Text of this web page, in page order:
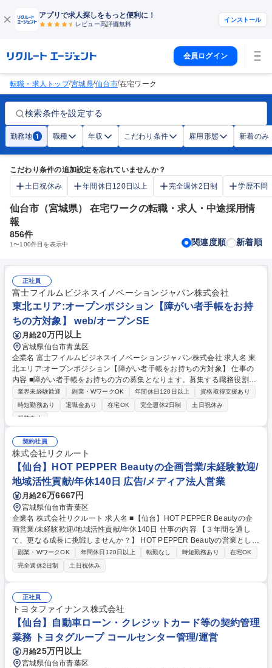
アプリで求人探しをもっと便利に！
レビュー高評価無料
インストール
会員ログイン
転職・求人トップ/宮城県/仙台市/在宅ワーク
検索条件を設定する
勤務地 1 職種 年収 こだわり条件 雇用形態 新着のみ
こだわり条件の追加設定を忘れていませんか？
土日祝休み
年間休日120日以上 完全週休2日制 学歴不問
仙台市（宮城県） 在宅ワークの転職・求人・中途採用情
報
856件
1〜100件目を表示中 関連度順 新着順
正社員
富士フイルムビジネスイノベーションジャパン株式会社
東北エリア:オープンポジション【障がい者手帳をお持
ちの方対象】 web/オープンSE
月給20万円以上
宮城県仙台市青葉区
企業名 富士フイルムビジネスイノベーションジャパン株式会社 求人名 東
北エリア:オープンポジション【障がい者手帳をお持ちの方対象】 仕事の
内容 ■障がい者手帳をお持ちの方の募集となります。募集する職務役割に
つい ては特に限定しておらず、応募される方のご経験やご要望、またその
時点 における弊社の人事戦略にもとづき配置を決定いたします。 ※主な
職種としては、営業職、システムエンジニア職、カストマーエンジニア
・庶務業務：予算・OP作成 ・特約店契約・管理 ・DX推進：業務改善/企
画検討 ・営業サポート業務（顧客対応/システム 入力、支社内運用業務）
・ネットワーク管理 募集職種 東北エリア:オープンポジション【障がい者
手帳をお持ちの方対象】
業界未経験歓迎 副業・WワークOK 年間休日120日以上
資格取得支援あり
時短勤務あり
退職金あり 在宅OK 完全週休2日制
土日祝休み
服装自由
契約社員
株式会社リクルート
【仙台】HOT PEPPER Beautyの企画営業/未経験歓迎/
地域活性貢献/年休140日 広告/メディア法人営業
月給26万6667円
宮城県仙台市青葉区
企業名 株式会社リクルート 求人名 ■【仙台】HOT PEPPER Beautyの企
画営業/未経験歓迎/地域活性貢献/年休140日 仕事の内容 【３年間を通し
て、更なる成長に挑戦しませんか？】 HOT PEPPER Beautyの営業とし
て、多くのサロンの集客の問題の解決・業務支援サービスを導入など経営
のパートナーとして、支援をお任せします 【業務詳細】各種美容系サロン
クライアントへ新規・既存営業をお任せします。ただサービスを売るので
はなく、顧客ヒアリングを起点に店舗集客UPの課題解決提案を行いま
す。より効果のある記事提案、キャンペーンや特別メニューの提案、店舗
ブランディング企画提案等にも挑戦できます。【育成環境】全国約2,000
人の営業がおり、座学・OJTの体制は整っています。毎年多くの方が3年
間の成長を求めご入社されています。 募集職種 ■【仙台】HOT PEPPER
Beautyの企画営業/未経験歓迎/地域活性貢献/年休140日
副業・WワークOK 年間休日120日以上 転勤なし 時短勤務あり
在宅OK
完全週休2日制
土日祝休み
正社員
トヨタファイナンス株式会社
【仙台】自動車ローン・クレジットカード等の契約管理
業務 トヨタグループ コールセンター管理/運営
月給25万円以上
宮城県仙台市青葉区